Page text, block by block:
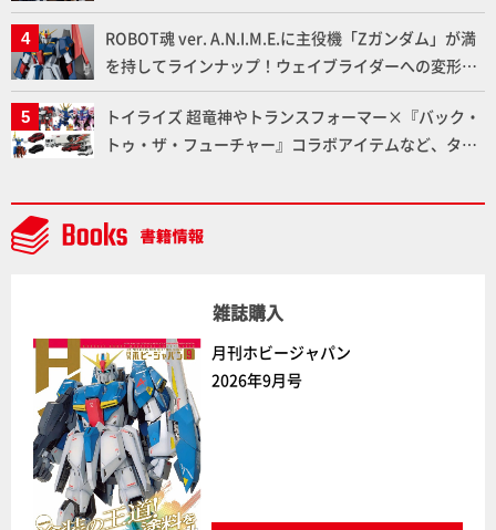
ー塗料の未来についてインタビュー！
ROBOT魂 ver. A.N.I.M.E.に主役機「Zガンダム」が満
を持してラインナップ！ウェイブライダーへの変形、
劇中どおりのプロポーションを再現【機動戦士Zガン
ダム】
トイライズ 超竜神やトランスフォーマー×『バック・
トゥ・ザ・フューチャー』コラボアイテムなど、タカ
NEWITEM】
雑誌購入
月刊ホビージャパン
2026年9月号